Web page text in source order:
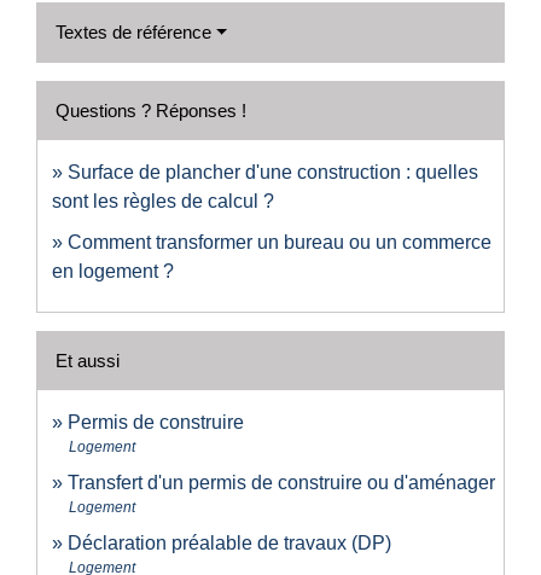
Textes de référence
Questions ? Réponses !
Surface de plancher d'une construction : quelles
sont les règles de calcul ?
Comment transformer un bureau ou un commerce
en logement ?
Et aussi
Permis de construire
Logement
Transfert d'un permis de construire ou d'aménager
Logement
Déclaration préalable de travaux (DP)
Logement